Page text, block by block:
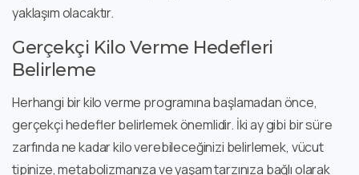
yaklaşım olacaktır.
Gerçekçi Kilo Verme Hedefleri
Belirleme
Herhangi bir kilo verme programına başlamadan önce,
gerçekçi hedefler belirlemek önemlidir. İki ay gibi bir süre
zarfında ne kadar kilo verebileceğinizi belirlemek, vücut
tipinize, metabolizmanıza ve yaşam tarzınıza bağlı olarak